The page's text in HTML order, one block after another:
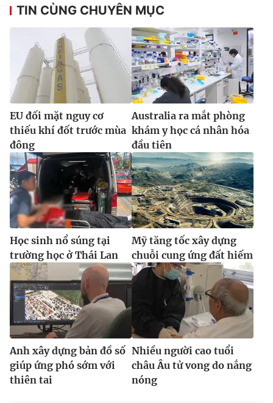
TIN CÙNG CHUYÊN MỤC
EU đối mặt nguy cơ
thiếu khí đốt trước mùa
đông
Australia ra mắt phòng
khám y học cá nhân hóa
đầu tiên
Học sinh nổ súng tại
trường học ở Thái Lan
Mỹ tăng tốc xây dựng
chuỗi cung ứng đất hiếm
Anh xây dựng bản đồ số
giúp ứng phó sớm với
thiên tai
Nhiều người cao tuổi
châu Âu tử vong do nắng
nóng